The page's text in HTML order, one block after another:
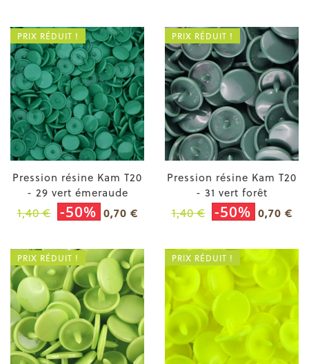
Pression résine Kam T20
- 29 vert émeraude
1,40 € -50% 0,70 €
PRIX RÉDUIT !
Pression résine Kam T20
- 31 vert forêt
1,40 € -50% 0,70 €
PRIX RÉDUIT !
PRIX RÉDUIT ! PRIX RÉDUIT !